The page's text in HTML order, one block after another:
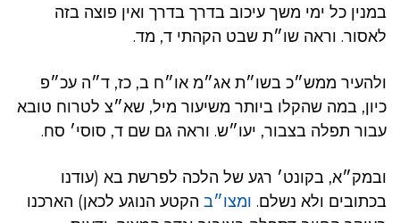
במנין כל ימי משך עיכוב בדרך בדרך ואין פוצה בזה
לאסור. וראה שו״ת שבט הקהתי ד, מד.
ולהעיר ממש״כ בשו״ת אג״מ או״ח ב, כז, ד״ה עכ״פ
כיון, במה שהקלו ביותר משיעור מיל, שא״צ לטרוח טובא
עבור תפלה בצבור, יעו״ש. וראה גם שם ד, סוסי׳ סח.
ובמק״א, בקונט׳ רגע של הלכה לפרשת בא (עודנו
בכתובים ולא נשלם. ומצו״ב הקטע הנוגע לכאן) הארכנו